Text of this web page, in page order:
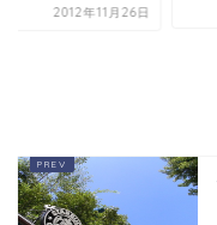
2012年11月26日